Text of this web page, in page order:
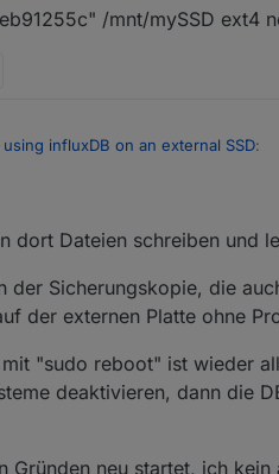
/mnt/mySSD ext4
using influxDB on an external SSD:
rbrito/usbmount/issues/24
dort Dateien schreiben und
der Sicherungskopie, die
der externen Platte ohne
"sudo reboot" ist wieder
deaktivieren, dann die
Gründen neu startet, ich